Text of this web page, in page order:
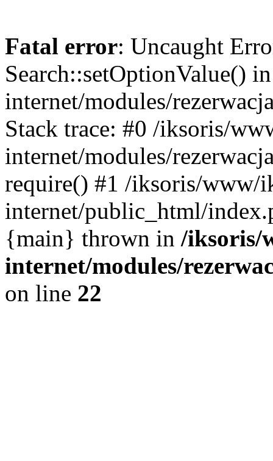
Fatal error: Uncaught
Search::setOptionValue()
internet/modules/
Stack trace: #0 /iksoris/
internet/modules/
require() #1 /iksoris/www/
internet/public_html/
{main} thrown in /iksoris/
internet/modules/
on line 22